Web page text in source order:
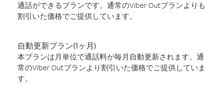
通話ができるプランです。通常のViber Outプランよりも
割引いた価格でご提供しています。
自動更新プラン(1ヶ月)
本プランは月単位で通話料が毎月自動更新されます。通
常のViber Outプランより割引いた価格でご提供していま
す。